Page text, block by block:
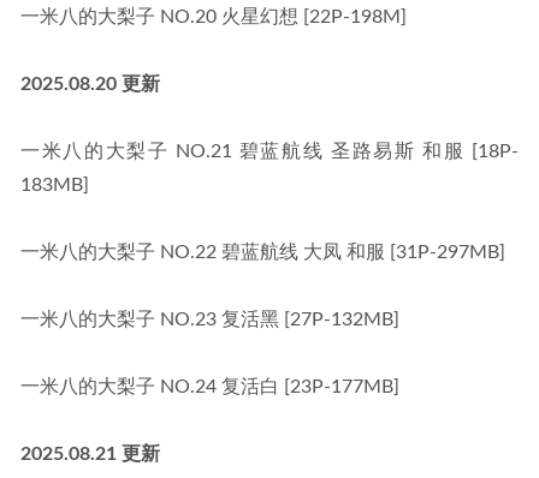
一米八的大梨子 NO.20 火星幻想 [22P-198M]
2025.08.20 更新
一米八的大梨子 NO.21 碧蓝航线 圣路易斯 和服 [18P-
183MB]
一米八的大梨子 NO.22 碧蓝航线 大凤 和服 [31P-297MB]
一米八的大梨子 NO.23 复活黑 [27P-132MB]
一米八的大梨子 NO.24 复活白 [23P-177MB]
2025.08.21 更新